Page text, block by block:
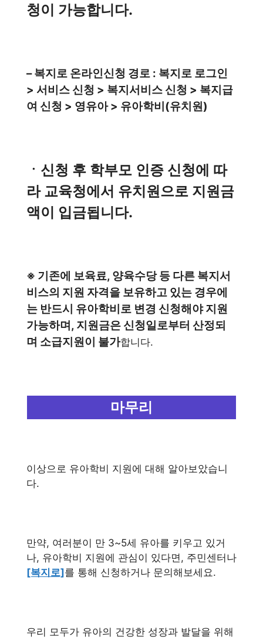
청이 가능합니다.
– 복지로 온라인신청 경로 : 복지로 로그인
> 서비스 신청 > 복지서비스 신청 > 복지급
여 신청 > 영유아 > 유아학비(유치원)
ㆍ신청 후 학부모 인증 신청에 따
라 교육청에서 유치원으로 지원금
액이 입금됩니다.
※ 기존에 보육료, 양육수당 등 다른 복지서
비스의 지원 자격을 보유하고 있는 경우에
는 반드시 유아학비로 변경 신청해야 지원
가능하며, 지원금은 신청일로부터 산정되
며 소급지원이 불가합니다.
마무리
이상으로 유아학비 지원에 대해 알아보았습니
다.
만약, 여러분이 만 3~5세 유아를 키우고 있거
나, 유아학비 지원에 관심이 있다면, 주민센터나
[복지로]를 통해 신청하거나 문의해보세요.
우리 모두가 유아의 건강한 성장과 발달을 위해